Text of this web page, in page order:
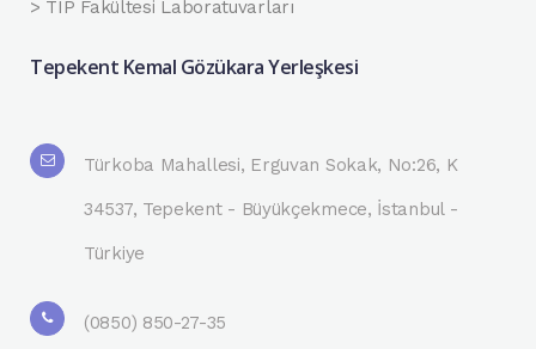
> TIP Fakültesi Laboratuvarları
Tepekent Kemal Gözükara Yerleşkesi
Türkoba Mahallesi, Erguvan Sokak, No:26, K
34537, Tepekent - Büyükçekmece, İstanbul -
Türkiye
(0850) 850-27-35